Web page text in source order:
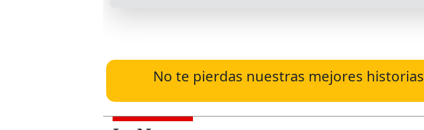
No te pierdas nuestras mejores historias